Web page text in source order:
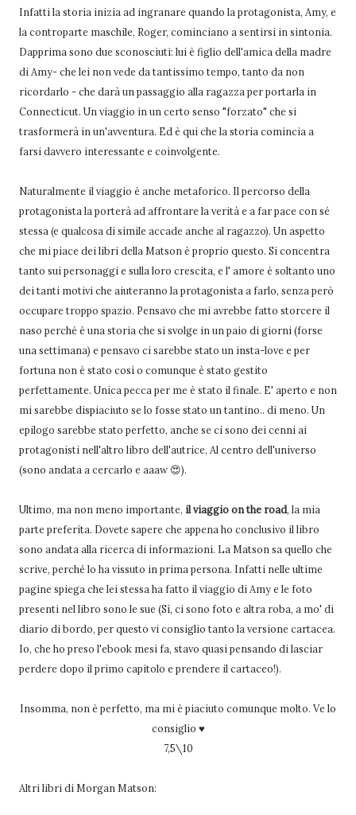
Infatti la storia inizia ad ingranare quando la protagonista, Amy, e
la controparte maschile, Roger, cominciano a sentirsi in sintonia.
Dapprima sono due sconosciuti: lui è figlio dell'amica della madre
di Amy- che lei non vede da tantissimo tempo, tanto da non
ricordarlo - che darà un passaggio alla ragazza per portarla in
Connecticut. Un viaggio in un certo senso "forzato" che si
trasformerà in un'avventura. Ed è qui che la storia comincia a
farsi davvero interessante e coinvolgente.
Naturalmente il viaggio è anche metaforico. Il percorso della
protagonista la porterà ad affrontare la verità e a far pace con sé
stessa (e qualcosa di simile accade anche al ragazzo). Un aspetto
che mi piace dei libri della Matson è proprio questo. Si concentra
tanto sui personaggi e sulla loro crescita, e l' amore è soltanto uno
dei tanti motivi che aiuteranno la protagonista a farlo, senza però
occupare troppo spazio. Pensavo che mi avrebbe fatto storcere il
naso perché è una storia che si svolge in un paio di giorni (forse
una settimana) e pensavo ci sarebbe stato un insta-love e per
fortuna non è stato così o comunque è stato gestito
perfettamente. Unica pecca per me è stato il finale. E' aperto e non
mi sarebbe dispiaciuto se lo fosse stato un tantino.. di meno. Un
epilogo sarebbe stato perfetto, anche se ci sono dei cenni ai
protagonisti nell'altro libro dell'autrice, Al centro dell'universo
(sono andata a cercarlo e aaaw 😍).
Ultimo, ma non meno importante, il viaggio on the road, la mia
parte preferita. Dovete sapere che appena ho conclusivo il libro
sono andata alla ricerca di informazioni. La Matson sa quello che
scrive, perché lo ha vissuto in prima persona. Infatti nelle ultime
pagine spiega che lei stessa ha fatto il viaggio di Amy e le foto
presenti nel libro sono le sue (Sì, ci sono foto e altra roba, a mo' di
diario di bordo, per questo vi consiglio tanto la versione cartacea.
Io, che ho preso l'ebook mesi fa, stavo quasi pensando di lasciar
perdere dopo il primo capitolo e prendere il cartaceo!).
Insomma, non è perfetto, ma mi è piaciuto comunque molto. Ve lo
consiglio ♥
7,5\10
Altri libri di Morgan Matson: